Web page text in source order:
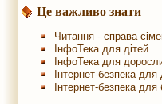
Це важливо знати
Читання - справа
ІнфоТека для дітей
ІнфоТека для
Інтернет-безпека для
Інтернет-безпека для